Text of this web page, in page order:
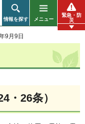
情報を探す メニュー
緊急・防
災
9月9日
・26条）